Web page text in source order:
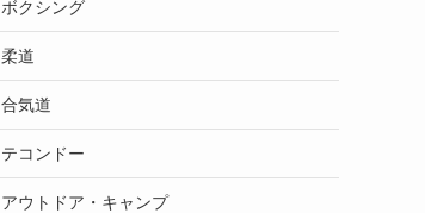
ボクシング
柔道
合気道
テコンドー
アウトドア・キャンプ